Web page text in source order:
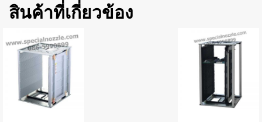
สินค้าที่เกี่ยวข้อง